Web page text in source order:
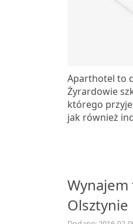
Aparthotel to
Żyrardowie
którego
jak również
Olsztynie